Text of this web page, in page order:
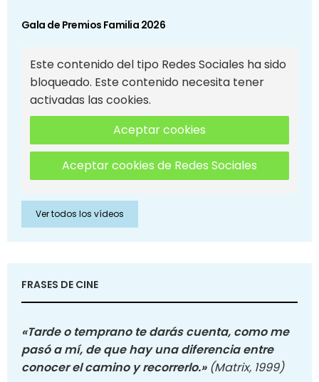
Gala de Premios Familia 2026
Este contenido del tipo Redes Sociales ha sido
bloqueado. Este contenido necesita tener
activadas las cookies.
Aceptar cookies
Aceptar cookies de Redes Sociales
Ver todos los vídeos
FRASES DE CINE
«Tarde o temprano te darás cuenta, como me
pasó a mí, de que hay una diferencia entre
conocer el camino y recorrerlo.» (Matrix, 1999)